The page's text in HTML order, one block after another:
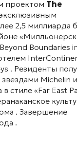
проектом The
2,5 миллиарда
Boundaries
. Резиденты
Michelin
стиле «Far East
. Завершение
.